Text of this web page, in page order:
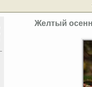
Желтый